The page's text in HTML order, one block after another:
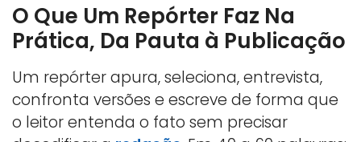
O Que Um Repórter Faz Na
Prática, Da Pauta à Publicação
Um repórter apura, seleciona, entrevista,
confronta versões e escreve de forma que
o leitor entenda o fato sem precisar